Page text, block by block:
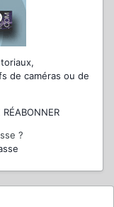
de caméras ou de
?